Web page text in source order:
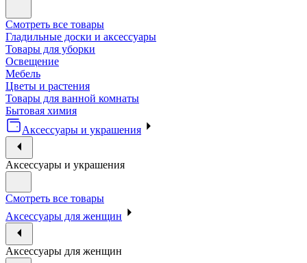
Смотреть все товары
Гладильные доски и аксессуары
Товары для уборки
Освещение
Мебель
Цветы и растения
Товары для ванной комнаты
Бытовая химия
Аксессуары и украшения
Аксессуары и украшения
Смотреть все товары
Аксессуары для женщин
Аксессуары для женщин